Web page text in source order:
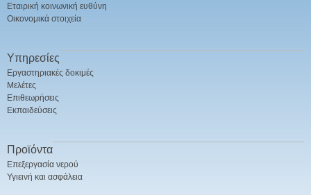
Εταιρική κοινωνική ευθύνη
Οικονομικά στοιχεία
Υπηρεσίες
Εργαστηριακές δοκιμές
Μελέτες
Επιθεωρήσεις
Εκπαιδεύσεις
Προϊόντα
Επεξεργασία νερού
Υγιεινή και ασφάλεια